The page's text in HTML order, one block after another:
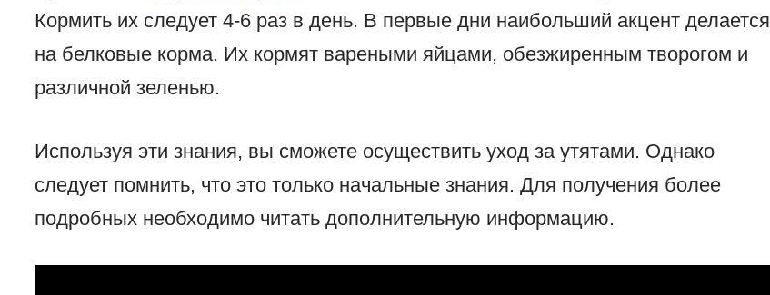
Кормить их следует 4-6 раз в день. В первые дни наибольший акцент делается
на белковые корма. Их кормят вареными яйцами, обезжиренным творогом и
различной зеленью.
Используя эти знания, вы сможете осуществить уход за утятами. Однако
следует помнить, что это только начальные знания. Для получения более
подробных необходимо читать дополнительную информацию.